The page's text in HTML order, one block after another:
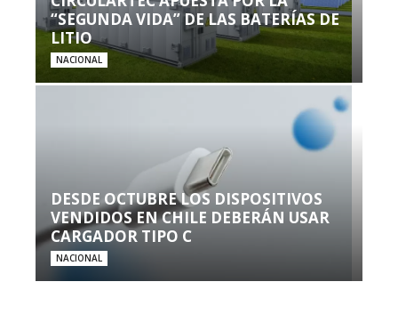
“SEGUNDA VIDA” DE LAS BATERÍAS DE
LITIO
NACIONAL
DESDE OCTUBRE LOS DISPOSITIVOS
VENDIDOS EN CHILE DEBERÁN USAR
CARGADOR TIPO C
NACIONAL